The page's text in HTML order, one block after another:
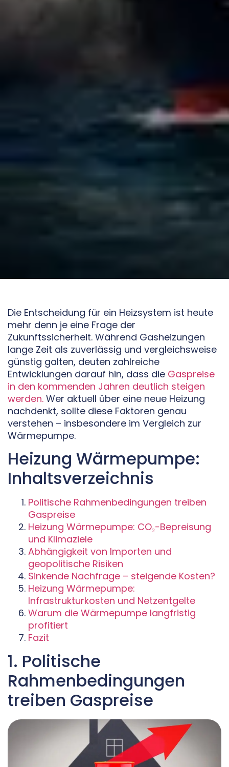
Die Entscheidung für ein Heizsystem ist heute
mehr denn je eine Frage der
Zukunftssicherheit. Während Gasheizungen
lange Zeit als zuverlässig und vergleichsweise
günstig galten, deuten zahlreiche
Entwicklungen darauf hin, dass die Gaspreise
in den kommenden Jahren deutlich steigen
werden. Wer aktuell über eine neue Heizung
nachdenkt, sollte diese Faktoren genau
verstehen – insbesondere im Vergleich zur
Wärmepumpe.
Heizung Wärmepumpe:
Inhaltsverzeichnis
Politische Rahmenbedingungen treiben
Gaspreise
Heizung Wärmepumpe: CO₂-Bepreisung
und Klimaziele
Abhängigkeit von Importen und
geopolitische Risiken
Sinkende Nachfrage – steigende Kosten?
Heizung Wärmepumpe:
Infrastrukturkosten und Netzentgelte
Warum die Wärmepumpe langfristig
profitiert
Fazit
1. Politische
Rahmenbedingungen
treiben Gaspreise